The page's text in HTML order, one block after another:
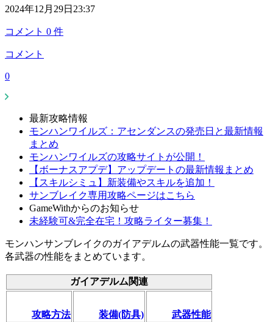
2024年12月29日23:37
コメント 0 件
コメント
0
最新攻略情報
モンハンワイルズ：アセンダンスの発売日と最新情報
まとめ
モンハンワイルズの攻略サイトが公開！
【ボーナスアプデ】アップデートの最新情報まとめ
【スキルシミュ】新装備やスキルを追加！
サンブレイク専用攻略ページはこちら
GameWithからのお知らせ
未経験可&完全在宅！攻略ライター募集！
モンハンサンブレイクのガイアデルムの武器性能一覧です。
各武器の性能をまとめています。
ガイアデルム関連
攻略方法 装備(防具) 武器性能